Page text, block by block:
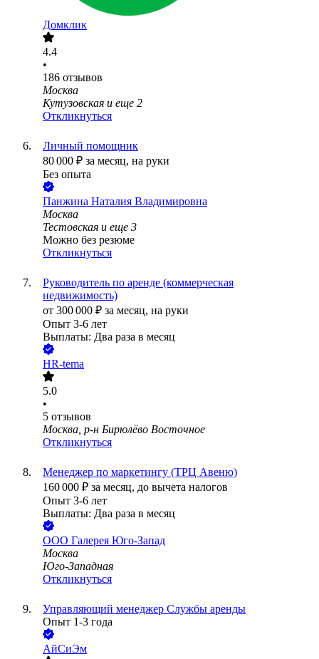
Домклик
4.4
•
186 отзывов
Москва
Кутузовская и еще 2
Откликнуться
Личный помощник
80 000 ₽ за месяц, на руки
Без опыта
Панжина Наталия Владимировна
Москва
Тестовская и еще 3
Можно без резюме
Откликнуться
Руководитель по аренде (коммерческая
недвижимость)
от 300 000 ₽ за месяц, на руки
Опыт 3-6 лет
Выплаты: Два раза в месяц
HR-tema
5.0
•
5 отзывов
Москва, р-н Бирюлёво Восточное
Откликнуться
Менеджер по маркетингу (ТРЦ Авеню)
160 000 ₽ за месяц, до вычета налогов
Опыт 3-6 лет
Выплаты: Два раза в месяц
ООО Галерея Юго-Запад
Москва
Юго-Западная
Откликнуться
Управляющий менеджер Службы аренды
Опыт 1-3 года
АйСиЭм